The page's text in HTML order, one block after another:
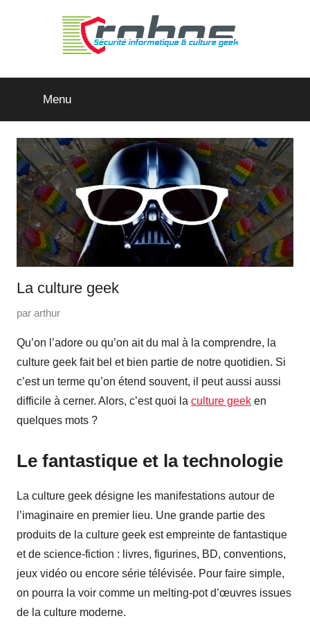
rohos.fr
Menu
La culture geek
P
b
l
i
é
l
a
r
i
,
0
par arthur
Qu’on l’adore ou qu’on ait du mal à la comprendre, la
culture geek fait bel et bien partie de notre quotidien. Si
c’est un terme qu’on étend souvent, il peut aussi aussi
difficile à cerner. Alors, c’est quoi la culture geek en
quelques mots ?
Le fantastique et la technologie
La culture geek désigne les manifestations autour de
l’imaginaire en premier lieu. Une grande partie des
produits de la culture geek est empreinte de fantastique
et de science-fiction : livres, figurines, BD, conventions,
jeux vidéo ou encore série télévisée. Pour faire simple,
on pourra la voir comme un melting-pot d’œuvres issues
de la culture moderne.